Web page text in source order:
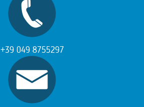
+39 049 8755297